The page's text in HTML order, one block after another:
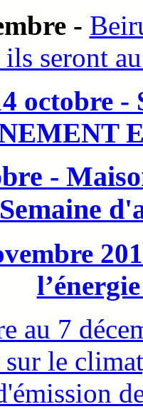
-
seront
octobre
-
Semaine
au 7
le